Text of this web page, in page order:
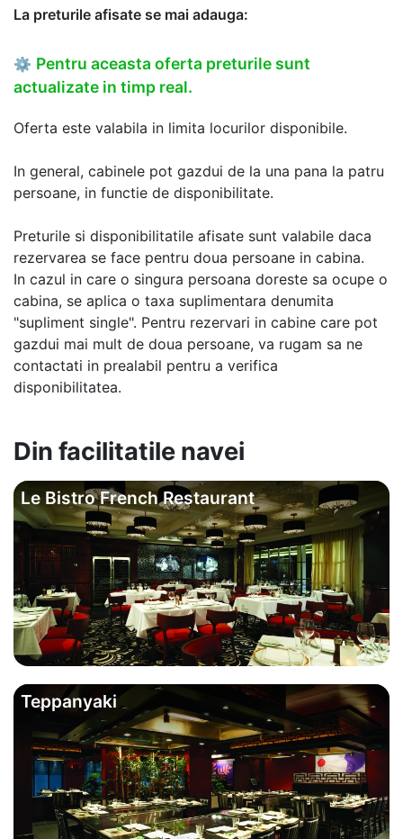
La preturile afisate se mai adauga:
⚙ Pentru aceasta oferta preturile sunt
actualizate in timp real.
Oferta este valabila in limita locurilor disponibile.
In general, cabinele pot gazdui de la una pana la patru
persoane, in functie de disponibilitate.
Preturile si disponibilitatile afisate sunt valabile daca
rezervarea se face pentru doua persoane in cabina.
In cazul in care o singura persoana doreste sa ocupe o
cabina, se aplica o taxa suplimentara denumita
"supliment single". Pentru rezervari in cabine care pot
gazdui mai mult de doua persoane, va rugam sa ne
contactati in prealabil pentru a verifica
disponibilitatea.
Din facilitatile navei
Le Bistro French Restaurant
Teppanyaki